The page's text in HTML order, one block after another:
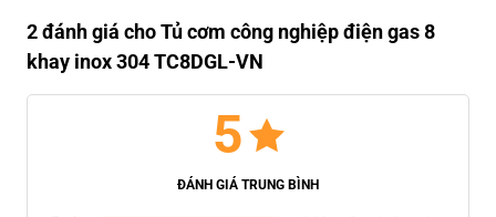
2 đánh giá cho Tủ cơm công nghiệp điện gas 8
khay inox 304 TC8DGL-VN
5
ĐÁNH GIÁ TRUNG BÌNH